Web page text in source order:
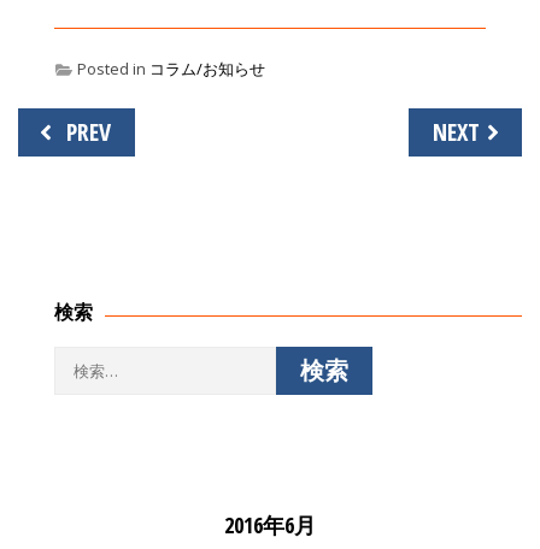
Posted in コラム/お知らせ
投
稿
PREV NEXT
検索
2016年6月